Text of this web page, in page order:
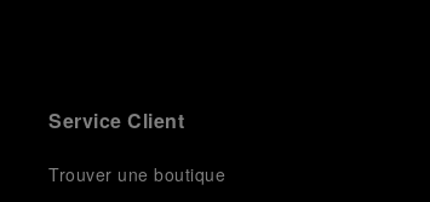
Service Client
Trouver une boutique